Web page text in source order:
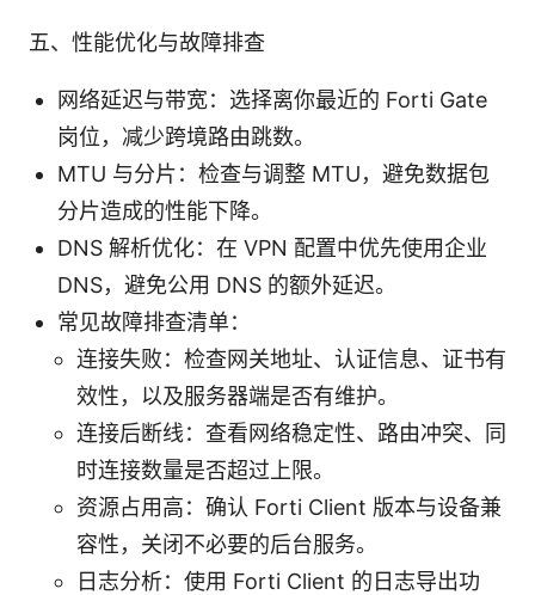
五、性能优化与故障排查
网络延迟与带宽：选择离你最近的 Forti Gate
岗位，减少跨境路由跳数。
MTU 与分片：检查与调整 MTU，避免数据包
分片造成的性能下降。
DNS 解析优化：在 VPN 配置中优先使用企业
DNS，避免公用 DNS 的额外延迟。
常见故障排查清单：
连接失败：检查网关地址、认证信息、证书有
效性，以及服务器端是否有维护。
连接后断线：查看网络稳定性、路由冲突、同
时连接数量是否超过上限。
资源占用高：确认 Forti Client 版本与设备兼
容性，关闭不必要的后台服务。
日志分析：使用 Forti Client 的日志导出功